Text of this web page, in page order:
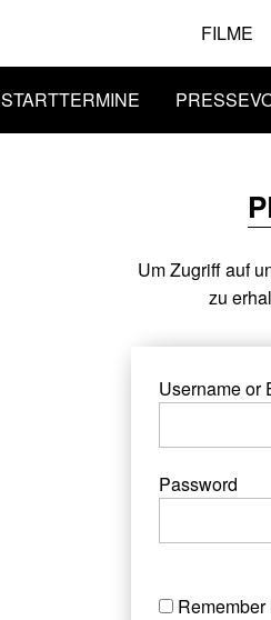
FILME
STARTTERMINE
Um Zugriff auf
zu
Username or
Password
Remember